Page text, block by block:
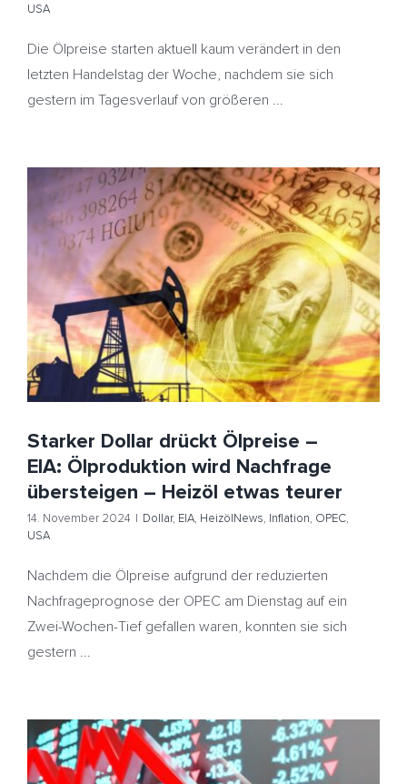
USA
Die Ölpreise starten aktuell kaum verändert in den
letzten Handelstag der Woche, nachdem sie sich
gestern im Tagesverlauf von größeren ...
Starker Dollar drückt Ölpreise – EIA: Ölproduktion wird
Nachfrage übersteigen – Heizöl etwas teurer
Dollar EIA HeizölNews Inflation OPEC USA
Starker Dollar drückt Ölpreise –
EIA: Ölproduktion wird Nachfrage
übersteigen – Heizöl etwas teurer
14. November 2024 | Dollar, EIA, HeizölNews, Inflation, OPEC,
USA
Nachdem die Ölpreise aufgrund der reduzierten
Nachfrageprognose der OPEC am Dienstag auf ein
Zwei-Wochen-Tief gefallen waren, konnten sie sich
gestern ...